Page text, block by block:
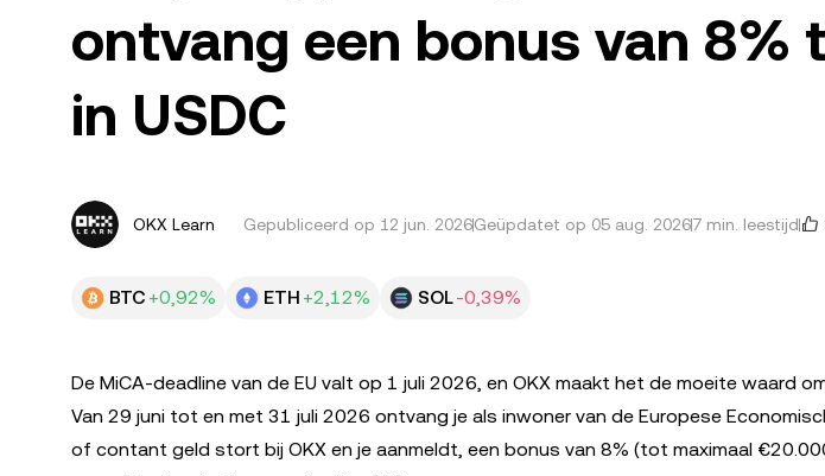
ontvang een bonus van 8%
in USDC
OKX Learn Gepubliceerd op 12 jun. 2026Geüpdatet op 05 aug. 20267 min. leestijd
BTC +0,92% ETH +2,12% SOL-0,39%
De MiCA-deadline van de EU valt op 1 juli 2026, en OKX maakt het de moeite waard
Van 29 juni tot en met 31 juli 2026 ontvang je als inwoner van de Europese
of contant geld stort bij OKX en je aanmeldt, een bonus van 8% (tot maximaal